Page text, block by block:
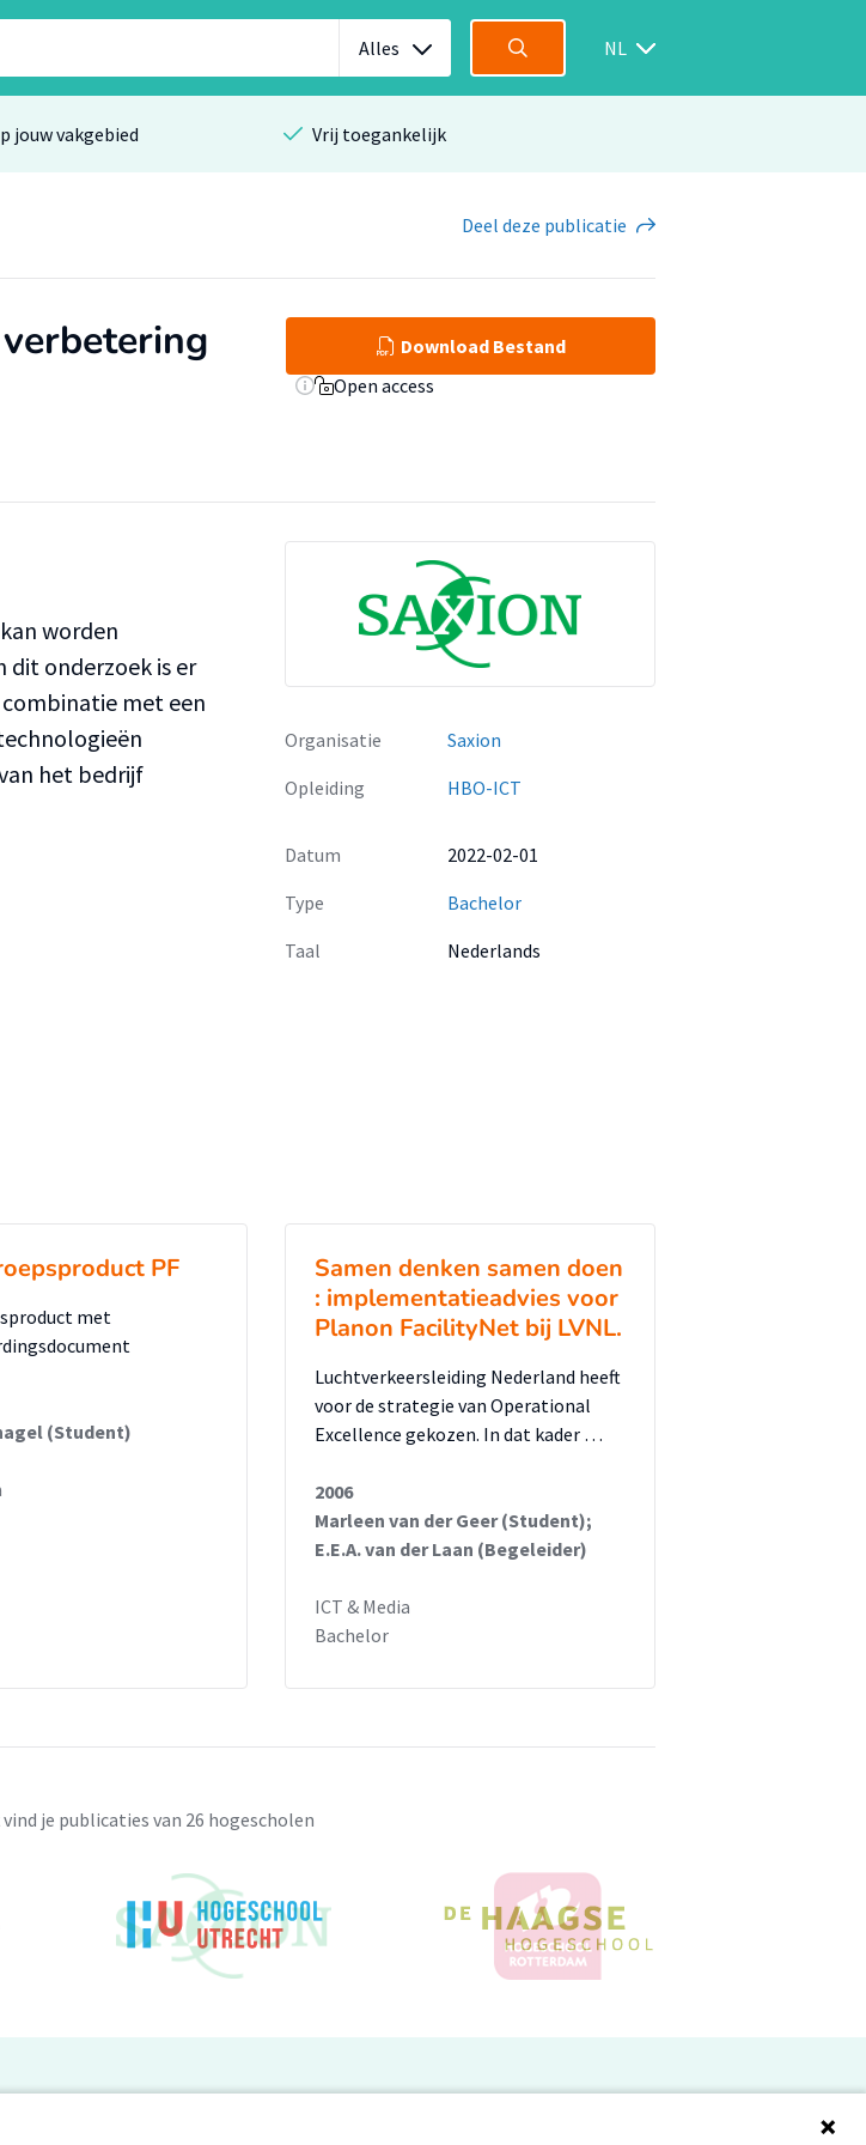
Alles NL
jouw vakgebied Vrij toegankelijk
Deel deze publicatie
Download Bestand
Open access
worden
dit onderzoek is er
met een
het bedrijf
Organisatie
Saxion
Opleiding
HBO-ICT
Datum
2022-02-01
Type
Bachelor
Taal
Nederlands
PF
met
(Student)
Samen denken samen doen
: implementatieadvies voor
Planon FacilityNet bij LVNL.
Luchtverkeersleiding Nederland heeft
voor de strategie van Operational
Excellence gekozen. In dat kader …
2006
Marleen van der Geer (Student);
E.E.A. van der Laan (Begeleider)
ICT & Media
Bachelor
je publicaties van 26 hogescholen